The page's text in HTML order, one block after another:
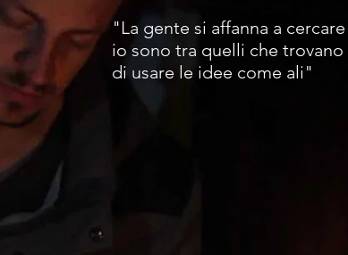
"La gente si affanna a
io sono tra quelli che
di usare le idee come ali"